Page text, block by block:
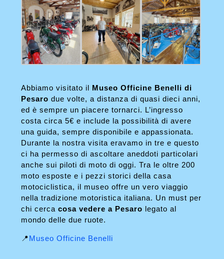
Abbiamo visitato il Museo Officine Benelli di
Pesaro due volte, a distanza di quasi dieci anni,
ed è sempre un piacere tornarci. L’ingresso
costa circa 5€ e include la possibilità di avere
una guida, sempre disponibile e appassionata.
Durante la nostra visita eravamo in tre e questo
ci ha permesso di ascoltare aneddoti particolari
anche sui piloti di moto di oggi. Tra le oltre 200
moto esposte e i pezzi storici della casa
motociclistica, il museo offre un vero viaggio
nella tradizione motoristica italiana. Un must per
chi cercacosa vedere a Pesaro legato al
mondo delle due ruote.
📍Museo Officine Benelli